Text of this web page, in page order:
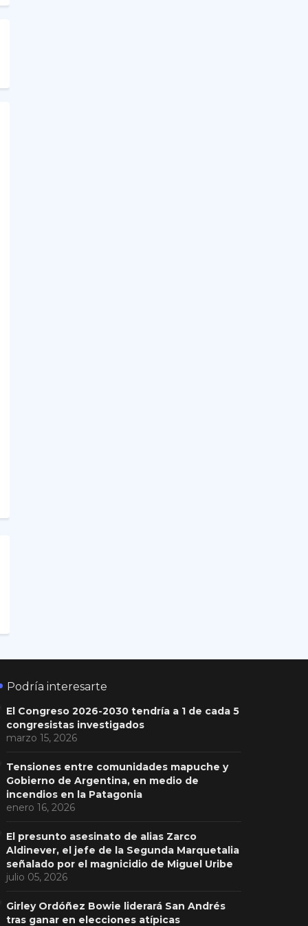
Podría interesarte
El Congreso 2026-2030 tendría a 1 de cada 5
congresistas investigados
marzo 15, 2026
Tensiones entre comunidades mapuche y
Gobierno de Argentina, en medio de
incendios en la Patagonia
enero 16, 2026
El presunto asesinato de alias Zarco
Aldinever, el jefe de la Segunda Marquetalia
señalado por el magnicidio de Miguel Uribe
julio 05, 2026
Girley Ordóñez Bowie liderará San Andrés
tras ganar en elecciones atípicas